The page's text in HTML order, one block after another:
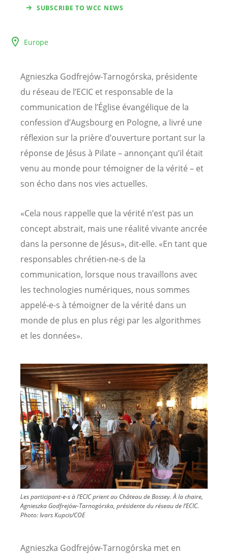
SUBSCRIBE TO WCC NEWS
Europe
Agnieszka Godfrejów-Tarnogórska, présidente
du réseau de l’ECIC et responsable de la
communication de l’Église évangélique de la
confession d’Augsbourg en Pologne, a livré une
réflexion sur la prière d’ouverture portant sur la
réponse de Jésus à Pilate – annonçant qu’il était
venu au monde pour témoigner de la vérité – et
son écho dans nos vies actuelles.
«Cela nous rappelle que la vérité n’est pas un
concept abstrait, mais une réalité vivante ancrée
dans la personne de Jésus», dit-elle. «En tant que
responsables chrétien-ne-s de la
communication, lorsque nous travaillons avec
les technologies numériques, nous sommes
appelé-e-s à témoigner de la vérité dans un
monde de plus en plus régi par les algorithmes
et les données».
Image
Les participant-e-s à l’ECIC prient au Château de Bossey. À la chaire,
Agnieszka Godfrejów-Tarnogórska, présidente du réseau de l’ECIC.
Photo:Ivars Kupcis/COE
Agnieszka Godfrejów-Tarnogórska met en